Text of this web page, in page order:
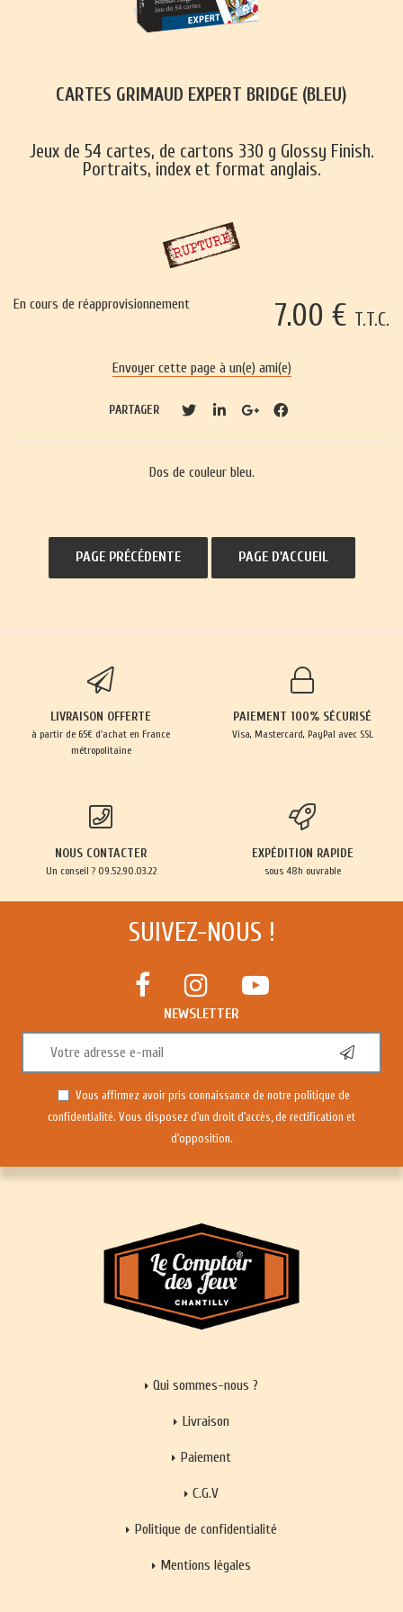
CARTES GRIMAUD EXPERT BRIDGE (BLEU)
Jeux de 54 cartes, de cartons 330 g Glossy Finish.
Portraits, index et format anglais.
7.00 € T.T.C.
En cours de réapprovisionnement
Envoyer cette page à un(e) ami(e)
PARTAGER
Dos de couleur bleu.
LIVRAISON OFFERTE
à partir de 65€ d'achat en France
métropolitaine
PAIEMENT 100% SÉCURISÉ
Visa, Mastercard, PayPal avec SSL
NOUS CONTACTER
Un conseil ? 09.52.90.03.22
EXPÉDITION RAPIDE
sous 48h ouvrable
SUIVEZ-NOUS !
NEWSLETTER
Vous affirmez avoir pris connaissance de notre politique de
confidentialité. Vous disposez d'un droit d'accès, de rectification et
d'opposition.
Qui sommes-nous ?
Livraison
Paiement
C.G.V
Politique de confidentialité
Mentions légales